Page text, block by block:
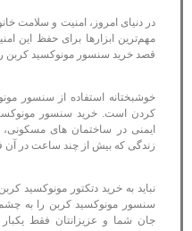
در دنیای امروز، امنیت و سلامت
مهم‌ترین ابزارها برای حفظ این
قصد خرید سنسور مونوکسید کربن
خوشبختانه استفاده از سنسور
کردن است. خرید سنسور
ایمنی در ساختمان های
زندگی که بیش از چند ساعت در آن
نباید به خرید دتکتور مونوکسید
سنسور مونوکسید کربن را به
جان شما و عزیزانتان فقط